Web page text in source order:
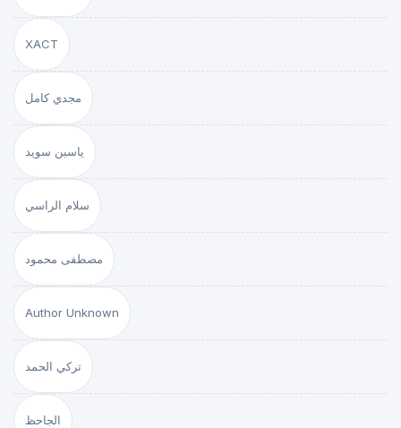
XACT
مجدي كامل
ياسين سويد
سلام الراسي
مصطفى محمود
Author Unknown
تركي الحمد
الجاحظ